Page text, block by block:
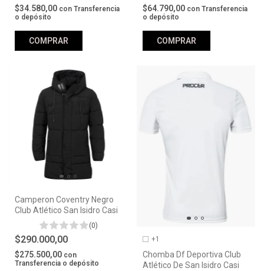
$34.580,00 con Transferencia
o depósito
COMPRAR
$64.790,00 con Transferencia
o depósito
COMPRAR
Camperon Coventry Negro
Club Atlético San Isidro Casi
(0)
$290.000,00
$275.500,00 con
Transferencia o depósito
+1
Chomba Df Deportiva Club
Atlético De San Isidro Casi